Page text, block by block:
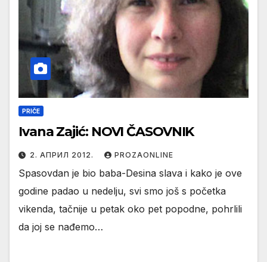
PRIČE
Ivana Zajić: NOVI ČASOVNIK
2. АПРИЛ 2012. PROZAONLINE
Spasovdan je bio baba-Desina slava i kako je ove
godine padao u nedelju, svi smo još s početka
vikenda, tačnije u petak oko pet popodne, pohrlili
da joj se nađemo…